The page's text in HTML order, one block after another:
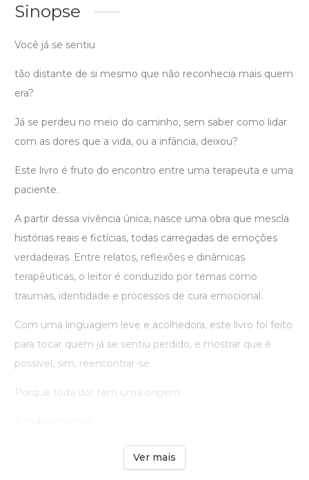
Sinopse
Você já se sentiu
tão distante de si mesmo que não reconhecia mais quem
era?
Já se perdeu no meio do caminho, sem saber como lidar
com as dores que a vida, ou a infância, deixou?
Este livro é fruto do encontro entre uma terapeuta e uma
paciente.
A partir dessa vivência única, nasce uma obra que mescla
histórias reais e fictícias, todas carregadas de emoções
verdadeiras. Entre relatos, reflexões e dinâmicas
terapêuticas, o leitor é conduzido por temas como
traumas, identidade e processos de cura emocional.
Com uma linguagem leve e acolhedora, este livro foi feito
para tocar quem já se sentiu perdido, e mostrar que é
possível, sim, reencontrar-se.
Porque toda dor tem uma origem.
Ver mais